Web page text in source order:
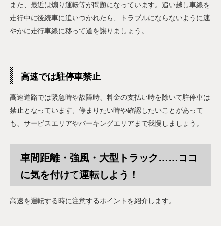
また、最近は煽り運転等が問題になっています。追い越し車線を
走行中に後続車に追いつかれたら、トラブルにならないように速
やかに走行車線に移って道を譲りましょう。
高速では駐停車禁止
高速道路では緊急時や故障時、料金の支払い時を除いて駐停車は
禁止となっています。停まりたい時や確認したいことがあって
も、サービスエリアやパーキングエリアまで我慢しましょう。
車間距離・強風・大型トラック……ココ
に気を付けて運転しよう！
高速を運転する時に注意するポイントを紹介します。